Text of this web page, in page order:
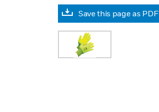
Save this page as PDF